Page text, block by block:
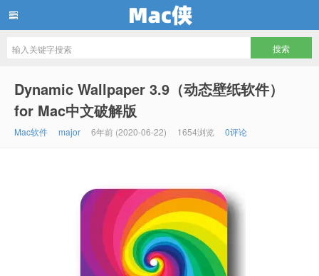
Dynamic Wallpaper 3.9（动态壁纸软件）
for Mac中文破解版
Mac软件 major 6年前 (2020-06-22) 1654浏览 0评论